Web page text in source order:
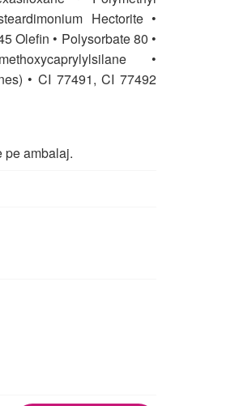
Hectorite •
Olefin • Polysorbate 80 •
•
• CI 77491, CI 77492
pe ambalaj.